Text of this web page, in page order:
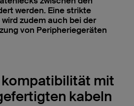
werden. Eine strikte
zudem auch bei der
von Peripheriegeräten
mit
kabeln